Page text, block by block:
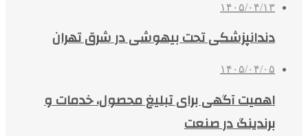
۱۴۰۵/۰۴/۱۳
دندانپزشکی تحت بیهوشی در شرق تهران
۱۴۰۵/۰۴/۰۵
اهمیت آگهی برای تبلیغ محصول، خدمات و
برندینگ در صنعت